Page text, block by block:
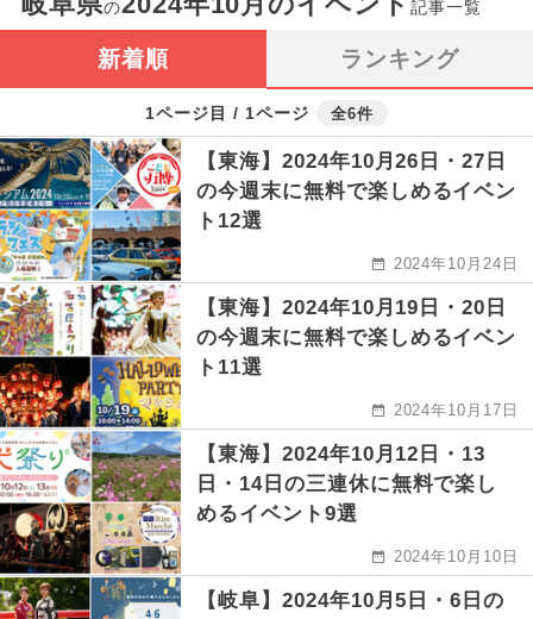
の 記事一覧
新着順 ランキング
1ページ目 / 1ページ 全6件
【東海】2024年10月26日・27日
の今週末に無料で楽しめるイベン
ト12選
2024年10月24日
【東海】2024年10月19日・20日
の今週末に無料で楽しめるイベン
ト11選
2024年10月17日
【東海】2024年10月12日・13
日・14日の三連休に無料で楽し
めるイベント9選
2024年10月10日
【岐阜】2024年10月5日・6日の